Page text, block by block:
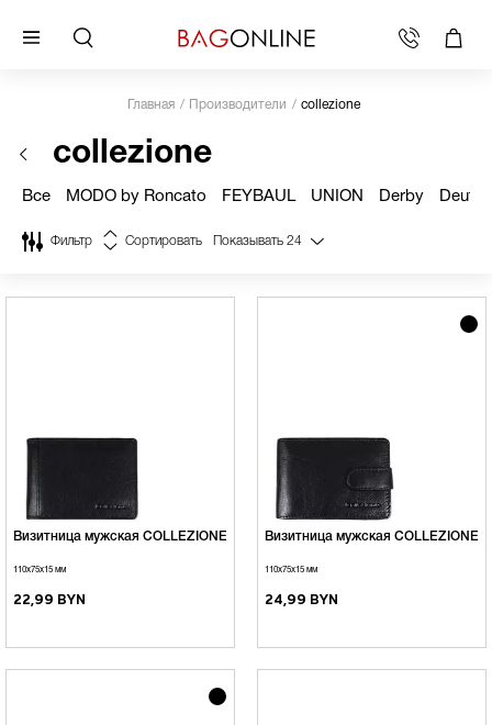
Главная Производители collezione
collezione
Все MODO by Roncato FEYBAUL UNION Derby Deuter
Фильтр Сортировать Показывать 24
Визитница мужская COLLEZIONE
110х75х15 мм
22,99 BYN
Визитница мужская COLLEZIONE
110х75х15 мм
24,99 BYN